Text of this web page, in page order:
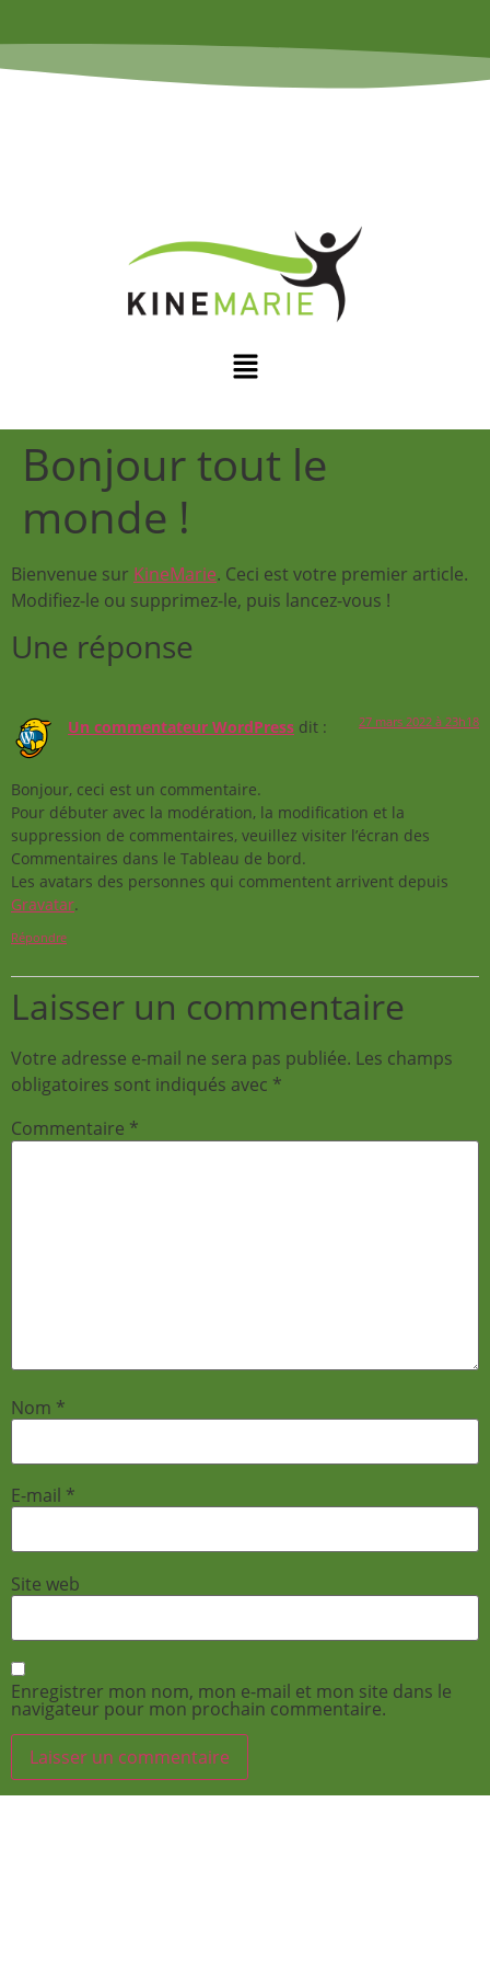
Bonjour tout le
monde !
Bienvenue sur KineMarie. Ceci est votre premier article.
Modifiez-le ou supprimez-le, puis lancez-vous !
Une réponse
Un commentateur WordPress dit : 27 mars 2022 à 23h18
Bonjour, ceci est un commentaire.
Pour débuter avec la modération, la modification et la
suppression de commentaires, veuillez visiter l’écran des
Commentaires dans le Tableau de bord.
Les avatars des personnes qui commentent arrivent depuis
Gravatar.
Répondre
Laisser un commentaire
Votre adresse e-mail ne sera pas publiée. Les champs
obligatoires sont indiqués avec *
Commentaire *
Nom *
E-mail *
Site web
Enregistrer mon nom, mon e-mail et mon site dans le
navigateur pour mon prochain commentaire.